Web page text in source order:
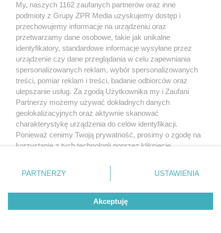
My, naszych 1162 zaufanych partnerów oraz inne
podmioty z Grupy ZPR Media uzyskujemy dostęp i
przechowujemy informacje na urządzeniu oraz
przetwarzamy dane osobowe, takie jak unikalne
identyfikatory, standardowe informacje wysyłane przez
urządzenie czy dane przeglądania w celu zapewniania
spersonalizowanych reklam, wybór spersonalizowanych
treści, pomiar reklam i treści, badanie odbiorców oraz
ulepszanie usług. Za zgodą Użytkownika my i Zaufani
Partnerzy możemy używać dokładnych danych
geolokalizacyjnych oraz aktywnie skanować
charakterystykę urządzenia do celów identyfikacji.
Ponieważ cenimy Twoją prywatność, prosimy o zgodę na
korzystanie z tych technologii poprzez kliknięcie
zmienić/wycofać klikając przycisk ustawień prywatności
znajdujący się w lewym dolnym rogu strony
rodzaje przetwarzania danych nie wymagają zgody
użytkownika, ale masz prawo sprzeciwić się takiemu
przetwarzaniu. Preferencje będą miały zastosowanie tylko
PARTNERZY USTAWIENIA
Akceptuję